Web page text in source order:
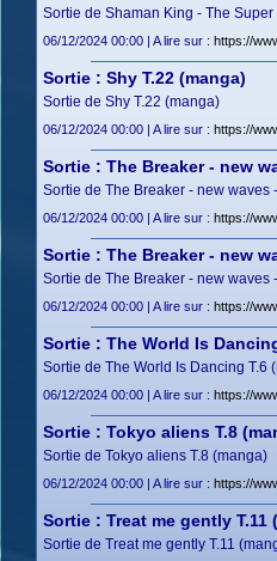
Sortie de Shaman King - The Super
06/12/2024 00:00 | A lire sur : https://
Sortie : Shy T.22 (manga)
Sortie de Shy T.22 (manga)
06/12/2024 00:00 | A lire sur : https://
Sortie : The Breaker - new
Sortie de The Breaker - new waves
06/12/2024 00:00 | A lire sur : https://
Sortie : The Breaker - new
Sortie de The Breaker - new waves
06/12/2024 00:00 | A lire sur : https://
Sortie : The World Is
Sortie de The World Is Dancing T.6
06/12/2024 00:00 | A lire sur : https://
Sortie : Tokyo aliens T.8
Sortie de Tokyo aliens T.8 (manga)
06/12/2024 00:00 | A lire sur : https://
Sortie : Treat me gently T.11
Sortie de Treat me gently T.11